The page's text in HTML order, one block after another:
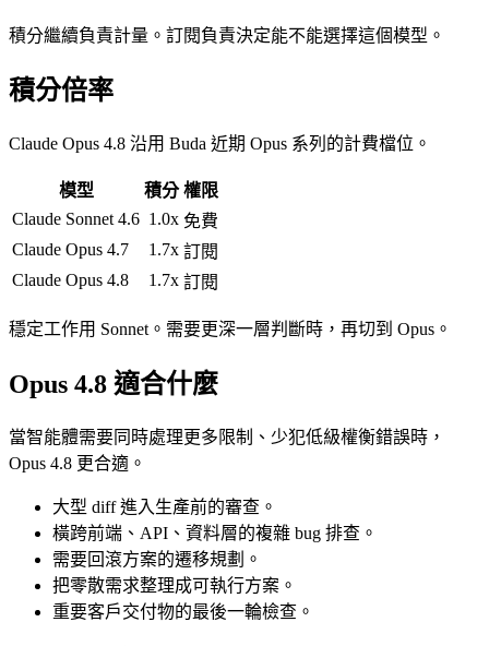
積分繼續負責計量。訂閱負責決定能不能選擇這個模型。
積分倍率
Claude Opus 4.8 沿用 Buda 近期 Opus 系列的計費檔位。
模型 積分 權限
Claude Sonnet 4.6 1.0x 免費
Claude Opus 4.7
1.7x 訂閱
Claude Opus 4.8
1.7x 訂閱
穩定工作用 Sonnet。需要更深一層判斷時，再切到 Opus。
Opus 4.8 適合什麼
當智能體需要同時處理更多限制、少犯低級權衡錯誤時，
Opus 4.8 更合適。
大型 diff 進入生產前的審查。
橫跨前端、API、資料層的複雜 bug 排查。
需要回滾方案的遷移規劃。
把零散需求整理成可執行方案。
重要客戶交付物的最後一輪檢查。